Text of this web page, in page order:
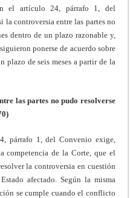
el artículo 24, párrafo 1, del
la controversia entre las partes no
dentro de un plazo razonable y,
ponerse de acuerdo sobre
plazo de seis meses a partir de la
las partes no pudo resolverse
párrafo 1, del Convenio exige,
competencia de la Corte, que el
la controversia en cuestión
afectado. Según la misma
se cumple cuando el conflicto